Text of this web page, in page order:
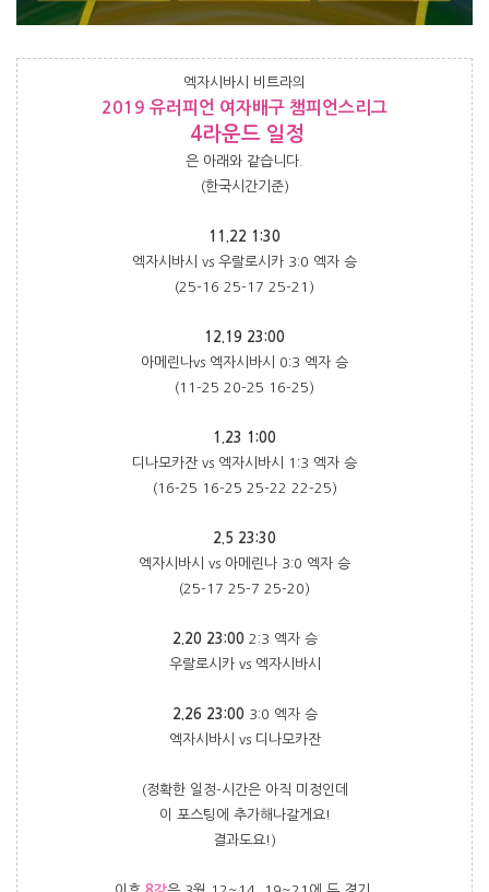
엑자시바시 비트라의
2019 유러피언 여자배구 챔피언스리그
4라운드 일정
은 아래와 같습니다.
(한국시간기준)
11.22 1:30
엑자시바시 vs 우랄로시카 3:0 엑자 승
(25-16 25-17 25-21)
12.19 23:00
아메린나vs 엑자시바시 0:3 엑자 승
(11-25 20-25 16-25)
1.23 1:00
디나모카잔 vs 엑자시바시 1:3 엑자 승
(16-25 16-25 25-22 22-25)
2.5 23:30
엑자시바시 vs 아메린나 3:0 엑자 승
(25-17 25-7 25-20)
2.20 23:00 2:3 엑자 승
우랄로시카 vs 엑자시바시
2.26 23:00 3:0 엑자 승
엑자시바시 vs 디나모카잔
(정확한 일정-시간은 아직 미정인데
이 포스팅에 추가해나갈게요!
결과도요!)